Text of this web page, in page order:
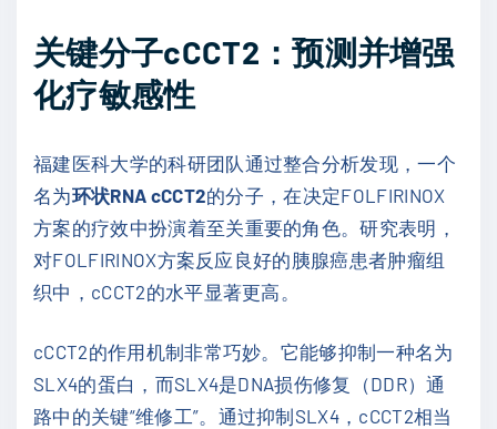
关键分子cCCT2：预测并增强
化疗敏感性
福建医科大学的科研团队通过整合分析发现，一个
名为环状RNA cCCT2的分子，在决定FOLFIRINOX
方案的疗效中扮演着至关重要的角色。研究表明，
对FOLFIRINOX方案反应良好的胰腺癌患者肿瘤组
织中，cCCT2的水平显著更高。
cCCT2的作用机制非常巧妙。它能够抑制一种名为
SLX4的蛋白，而SLX4是DNA损伤修复（DDR）通
路中的关键“维修工”。通过抑制SLX4，cCCT2相当